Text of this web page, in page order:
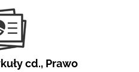
cd., Prawo